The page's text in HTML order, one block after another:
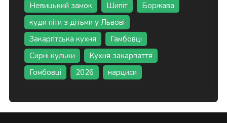
Невицький замок
Шипіт
Боржава
куди піти з дітьми у Львові
Закарптська кухня
Гамбовці
Сирні кульки
Кухня закарпаття
Гомбовці
2026 нарциси